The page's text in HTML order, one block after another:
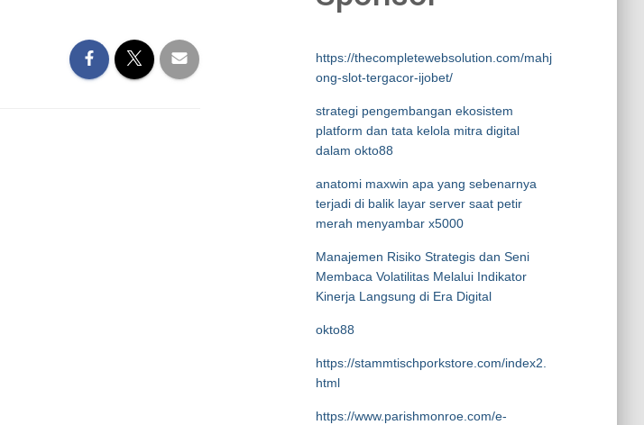
https://thecompletewebsolution.com/mahj
ong-slot-tergacor-ijobet/
strategi pengembangan ekosistem
platform dan tata kelola mitra digital
dalam okto88
anatomi maxwin apa yang sebenarnya
terjadi di balik layar server saat petir
merah menyambar x5000
Manajemen Risiko Strategis dan Seni
Membaca Volatilitas Melalui Indikator
Kinerja Langsung di Era Digital
okto88
https://stammtischporkstore.com/index2.
html
https://www.parishmonroe.com/e-